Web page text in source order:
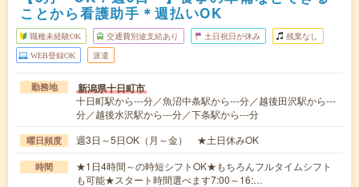
ことから看護助手＊週払いOK
職種未経験OK 交通費別途支給あり 土日祝日が休み 残業なし
WEB登録OK 派遣
勤務地 新潟県十日町市
十日町駅から---分／魚沼中条駅から---分／越後田沢駅から---
分／越後水沢駅から---分／下条駅から---分
曜日頻度 週3日～5日OK（月～金） ★土日休みOK
時間
★1日4時間～の時短シフトOK★もちろんフルタイムシフト
も可能★スタート時間選べます7:00～16:…